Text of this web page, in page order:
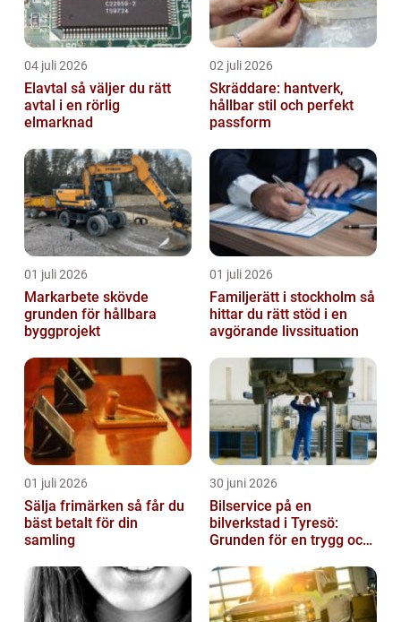
04 juli 2026
Elavtal så väljer du rätt
avtal i en rörlig
elmarknad
02 juli 2026
Skräddare: hantverk,
hållbar stil och perfekt
passform
01 juli 2026
Markarbete skövde
grunden för hållbara
byggprojekt
01 juli 2026
Familjerätt i stockholm så
hittar du rätt stöd i en
avgörande livssituation
01 juli 2026
Sälja frimärken så får du
bäst betalt för din
samling
30 juni 2026
Bilservice på en
bilverkstad i Tyresö:
Grunden för en trygg och